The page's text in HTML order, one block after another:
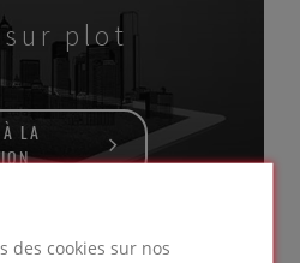
des cookies sur nos
plot
LA